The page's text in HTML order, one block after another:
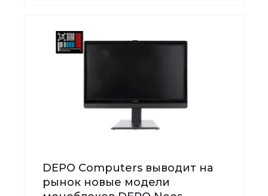
DEPO Computers выводит на
рынок новые модели